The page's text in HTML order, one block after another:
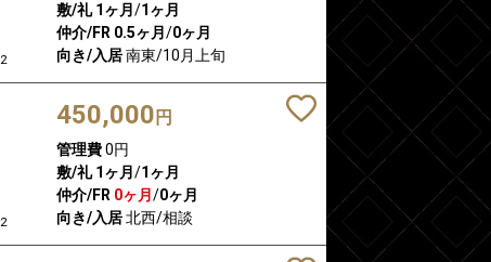
2
敷/礼 1ヶ月 /1ヶ月
仲介/FR 0.5ヶ月 /0ヶ月
向き/入居南東/10月上旬
2
450,000 円
管理費0円
敷/礼 1ヶ月 /1ヶ月
仲介/FR 0ヶ月 /0ヶ月
向き/入居北西/相談